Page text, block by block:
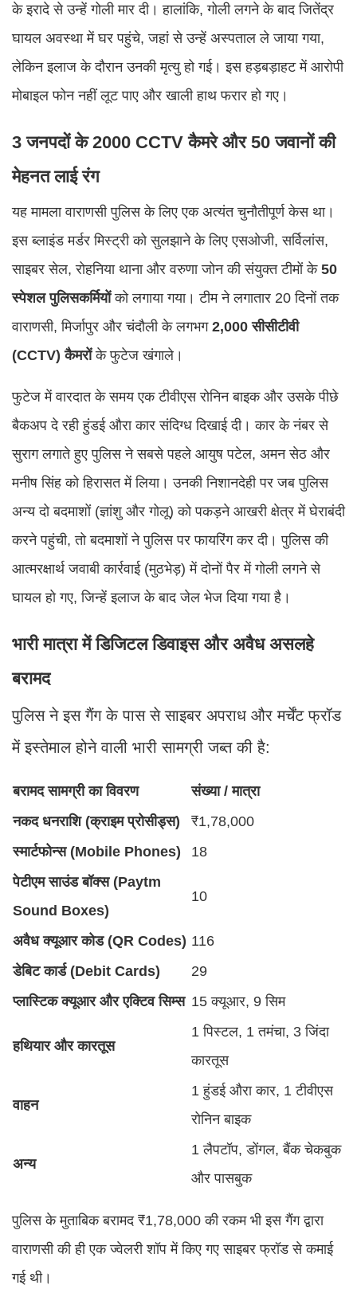
के इरादे से उन्हें गोली मार दी। हालांकि, गोली लगने के बाद जितेंद्र
घायल अवस्था में घर पहुंचे, जहां से उन्हें अस्पताल ले जाया गया,
लेकिन इलाज के दौरान उनकी मृत्यु हो गई। इस हड़बड़ाहट में आरोपी
मोबाइल फोन नहीं लूट पाए और खाली हाथ फरार हो गए।
3 जनपदों के 2000 CCTV कैमरे और 50 जवानों की
मेहनत लाई रंग
यह मामला वाराणसी पुलिस के लिए एक अत्यंत चुनौतीपूर्ण केस था।
इस ब्लाइंड मर्डर मिस्ट्री को सुलझाने के लिए एसओजी, सर्विलांस,
साइबर सेल, रोहनिया थाना और वरुणा जोन की संयुक्त टीमों के 50
स्पेशल पुलिसकर्मियोंको लगाया गया। टीम ने लगातार 20 दिनों तक
वाराणसी, मिर्जापुर और चंदौली के लगभग 2,000 सीसीटीवी
(CCTV) कैमरोंके फुटेज खंगाले।
फुटेज में वारदात के समय एक टीवीएस रोनिन बाइक और उसके पीछे
बैकअप दे रही हुंडई औरा कार संदिग्ध दिखाई दी। कार के नंबर से
सुराग लगाते हुए पुलिस ने सबसे पहले आयुष पटेल, अमन सेठ और
मनीष सिंह को हिरासत में लिया। उनकी निशानदेही पर जब पुलिस
अन्य दो बदमाशों (ज्ञांशु और गोलू) को पकड़ने आखरी क्षेत्र में घेराबंदी
करने पहुंची, तो बदमाशों ने पुलिस पर फायरिंग कर दी। पुलिस की
आत्मरक्षार्थ जवाबी कार्रवाई (मुठभेड़) में दोनों पैर में गोली लगने से
घायल हो गए, जिन्हें इलाज के बाद जेल भेज दिया गया है।
भारी मात्रा में डिजिटल डिवाइस और अवैध असलहे
बरामद
पुलिस ने इस गैंग के पास से साइबर अपराध और मर्चेंट फ्रॉड
में इस्तेमाल होने वाली भारी सामग्री जब्त की है:
बरामद सामग्री का विवरण
संख्या / मात्रा
नकद धनराशि (क्राइम प्रोसीड्स)
₹1,78,000
स्मार्टफोन्स (Mobile Phones)
18
पेटीएम साउंड बॉक्स (Paytm
Sound Boxes)
10
अवैध क्यूआर कोड (QR Codes) 116
डेबिट कार्ड (Debit Cards)
29
प्लास्टिक क्यूआर और एक्टिव सिम्स 15 क्यूआर, 9 सिम
हथियार और कारतूस
1 पिस्टल, 1 तमंचा, 3 जिंदा
कारतूस
वाहन
1 हुंडई औरा कार, 1 टीवीएस
रोनिन बाइक
अन्य
1 लैपटॉप, डोंगल, बैंक चेकबुक
और पासबुक
पुलिस के मुताबिक बरामद ₹1,78,000 की रकम भी इस गैंग द्वारा
वाराणसी की ही एक ज्वेलरी शॉप में किए गए साइबर फ्रॉड से कमाई
गई थी।